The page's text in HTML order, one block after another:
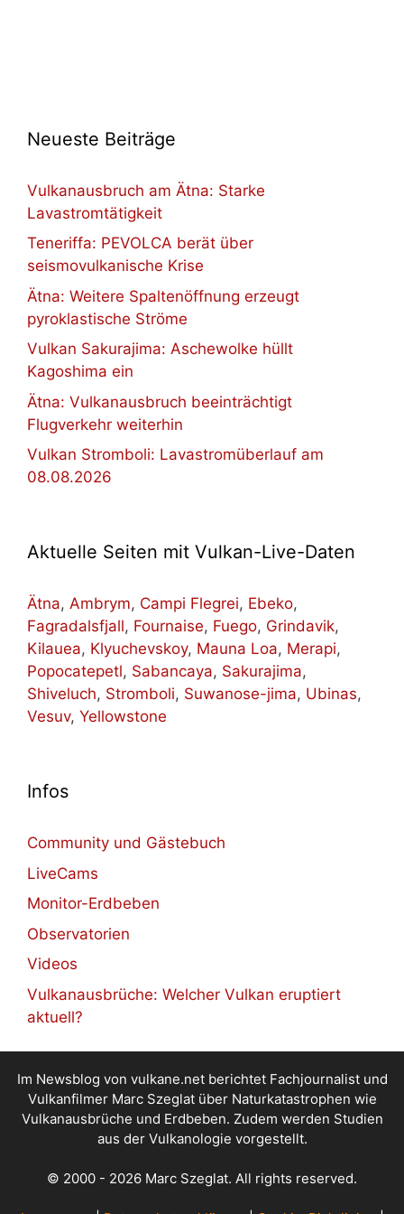
Neueste Beiträge
Vulkanausbruch am Ätna: Starke
Lavastromtätigkeit
Teneriffa: PEVOLCA berät über
seismovulkanische Krise
Ätna: Weitere Spaltenöffnung erzeugt
pyroklastische Ströme
Vulkan Sakurajima: Aschewolke hüllt
Kagoshima ein
Ätna: Vulkanausbruch beeinträchtigt
Flugverkehr weiterhin
Vulkan Stromboli: Lavastromüberlauf am
08.08.2026
Aktuelle Seiten mit Vulkan-Live-Daten
Ätna, Ambrym, Campi Flegrei, Ebeko,
Fagradalsfjall, Fournaise, Fuego, Grindavik,
Kilauea, Klyuchevskoy, Mauna Loa, Merapi,
Popocatepetl, Sabancaya, Sakurajima,
Shiveluch, Stromboli, Suwanose-jima, Ubinas,
Vesuv, Yellowstone
Infos
Community und Gästebuch
LiveCams
Monitor-Erdbeben
Observatorien
Videos
Vulkanausbrüche: Welcher Vulkan eruptiert
aktuell?
Im Newsblog von vulkane.net berichtet Fachjournalist und
Vulkanfilmer Marc Szeglat über Naturkatastrophen wie
Vulkanausbrüche und Erdbeben. Zudem werden Studien
aus der Vulkanologie vorgestellt.
© 2000 - 2026 Marc Szeglat. All rights reserved.